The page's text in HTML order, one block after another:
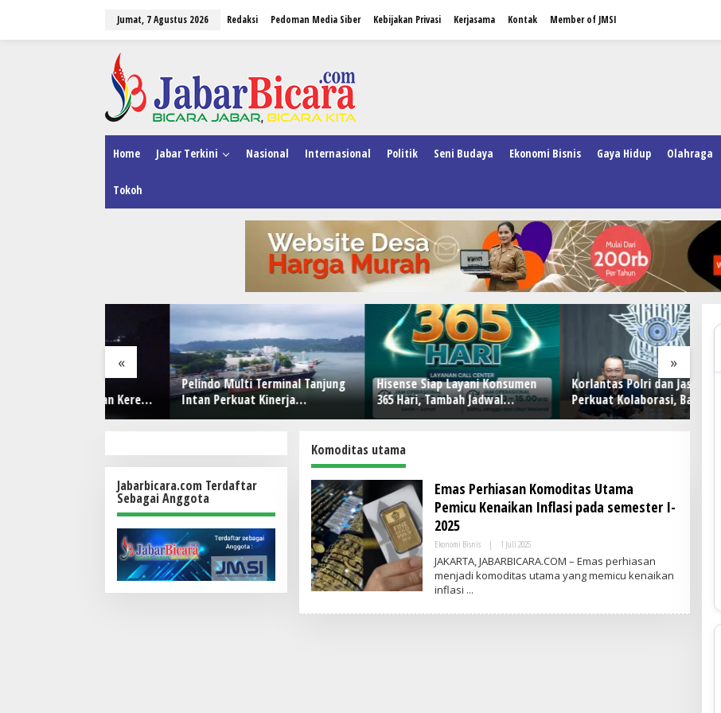
Jumat, 7 Agustus 2026 Redaksi Pedoman Media Siber Kebijakan Privasi Kerjasama Kontak Member of JMSI
Home Jabar Terkini Nasional Internasional Politik Seni Budaya Ekonomi Bisnis Gaya Hidup Olahraga
Tokoh
« »
Pelindo Multi Terminal Tanjung
Intan Perkuat Kinerja
Operasional Pelabuhan
Hisense Siap Layani Konsumen
365 Hari, Tambah Jadwal
Layanan Call Center Hisense
Korlantas Polri dan Jasa Marga
Perkuat Kolaborasi, Bahas
Digitalisasi, Nataru hingga
Jabarbicara.com Terdaftar
Sebagai Anggota
Komoditas utama
Emas Perhiasan Komoditas Utama
Pemicu Kenaikan Inflasi pada semester I-
2025
Ekonomi Bisnis | 1 Juli 2025O
L
E
H
M
JAKARTA, JABARBICARA.COM – Emas perhiasan
menjadi komoditas utama yang memicu kenaikan
inflasi